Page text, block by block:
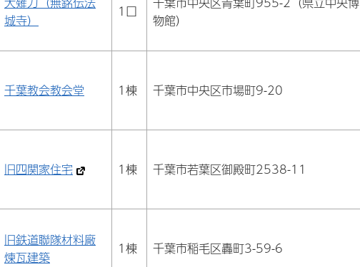
城寺）
1口
物館）
千葉教会教会堂 1棟 千葉市中央区市場町9-20
旧四関家住宅 1棟 千葉市若葉区御殿町2538-11
旧鉄道聯隊材料廠
煉瓦建築
1棟 千葉市稲毛区轟町3-59-6